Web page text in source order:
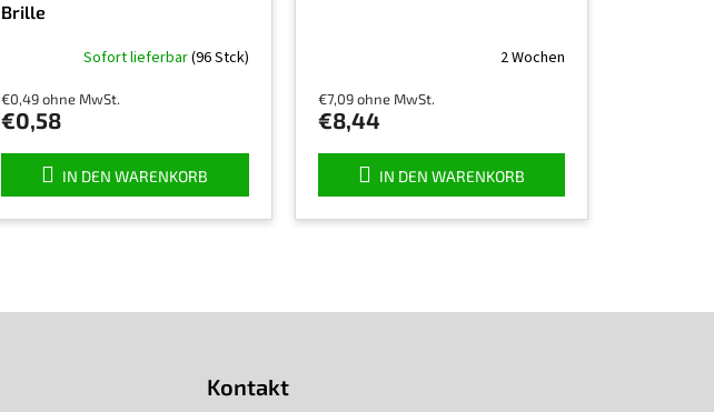
Brille
Sofort lieferbar(96 Stck)
€0,49 ohne MwSt.
€0,58
IN DEN WARENKORB
2 Wochen
€7,09 ohne MwSt.
€8,44
IN DEN WARENKORB
Kontakt